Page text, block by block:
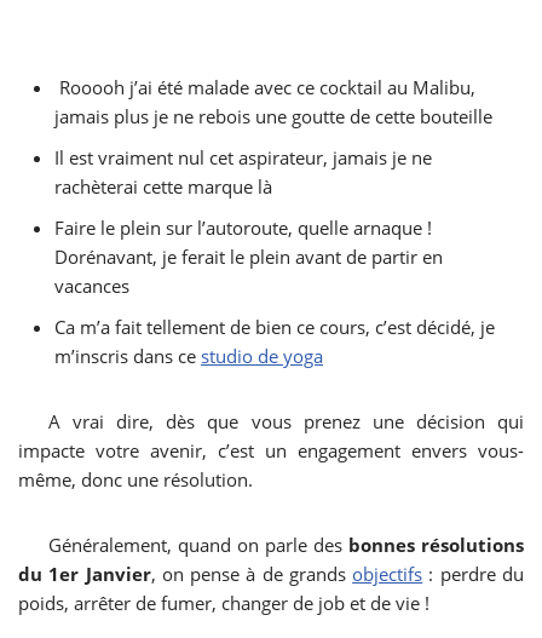
Rooooh j’ai été malade avec ce cocktail au Malibu,
jamais plus je ne rebois une goutte de cette bouteille
Il est vraiment nul cet aspirateur, jamais je ne
rachèterai cette marque là
Faire le plein sur l’autoroute, quelle arnaque !
Dorénavant, je ferait le plein avant de partir en
vacances
Ca m’a fait tellement de bien ce cours, c’est décidé, je
m’inscris dans ce studio de yoga
A vrai dire, dès que vous prenez une décision qui
impacte votre avenir, c’est un engagement envers vous-
même, donc une résolution.
Généralement, quand on parle des bonnes résolutions
du 1er Janvier, on pense à de grands objectifs : perdre du
poids, arrêter de fumer, changer de job et de vie !